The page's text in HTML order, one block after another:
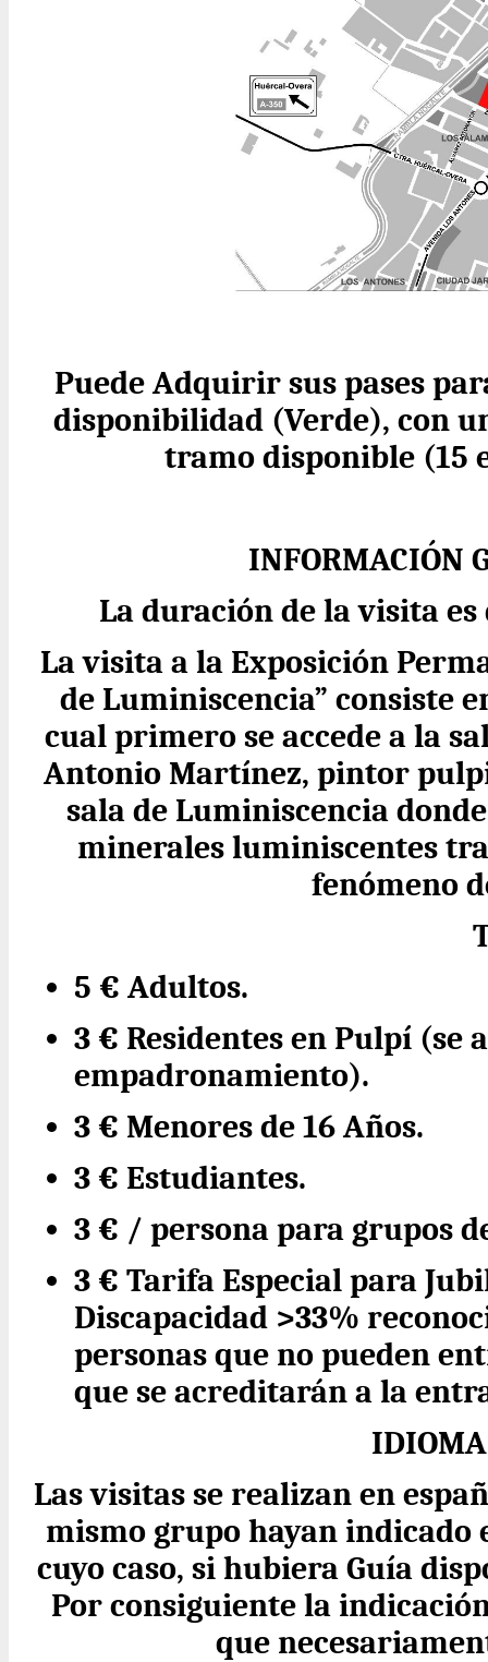
Puede Adquirir sus pases
disponibilidad (Verde), con
tramo disponible (15
INFORMACIÓN
La duración de la visita
La visita a la Exposición
de Luminiscencia” consiste
cual primero se accede a la
Antonio Martínez, pintor
sala de Luminiscencia
minerales luminiscentes
fenómeno
5 € Adultos.
3 € Residentes en Pulpí (se
empadronamiento).
3 € Menores de 16 Años.
3 € Estudiantes.
3 € / persona para grupos
3 € Tarifa Especial para
Discapacidad >33%
personas que no pueden
que se acreditarán a la
Las visitas se realizan en
mismo grupo hayan indicado
cuyo caso, si hubiera Guía
Por consiguiente la
que